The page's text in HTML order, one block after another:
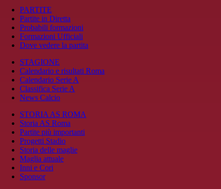
PARTITE
Partite in Diretta
Probabili formazioni
Formazioni Ufficiali
Dove vedere la partita
STAGIONE
Calendario e risultati Roma
Calendario Serie A
Classifica Serie A
News Calcio
STORIA AS ROMA
Storia AS Roma
Partite più importanti
Progetti Stadio
Storia delle maglie
Maglia attuale
Inni e Cori
Sponsor